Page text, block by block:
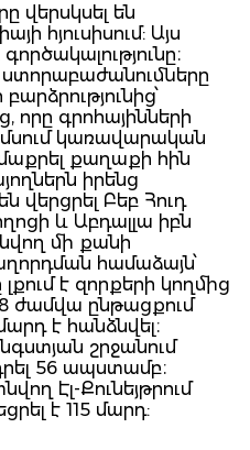
վերսկսել են
հյուսիսում: Այս
որը գրոհայինների
կառավարական
քաղաքի հին
իրենց
վերցրել Բեբ Հուդ
և Աբդալլա իբն
մի քանի
համաձայն՝
է զորքերի կողմից
ժամվա ընթացքում
է հանձնվել։
շրջանում
56 ապստամբ։
Էլ-Քունեյթրում
է 115 մարդ: